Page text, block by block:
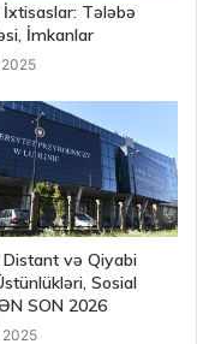
Tələbə
İmkanlar
Distant və Qiyabi
Sosial
SON 2026